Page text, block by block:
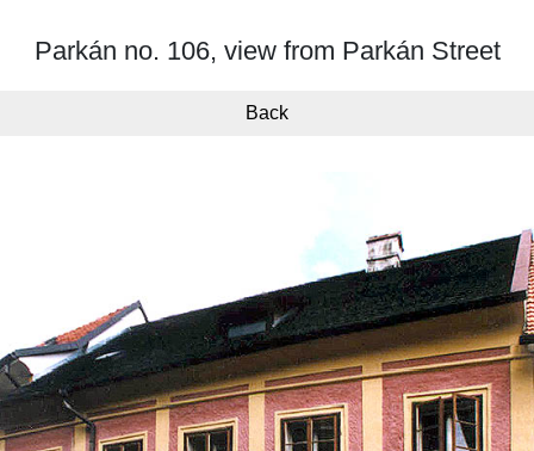
Parkán no. 106, view from Parkán Street
Back